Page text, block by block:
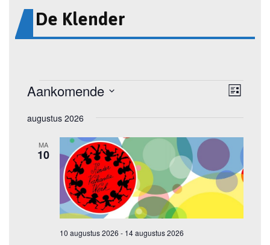
De Klender